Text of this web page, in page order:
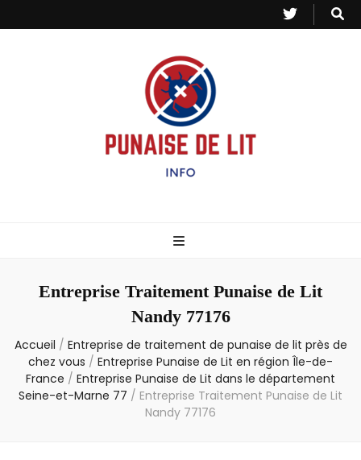
– Info
Entreprise Traitement Punaise de Lit
Nandy 77176
Accueil / Entreprise de traitement de punaise de lit près de
chez vous / Entreprise Punaise de Lit en région Île-de-
France / Entreprise Punaise de Lit dans le département
Seine-et-Marne 77 / Entreprise Traitement Punaise de Lit
Nandy 77176